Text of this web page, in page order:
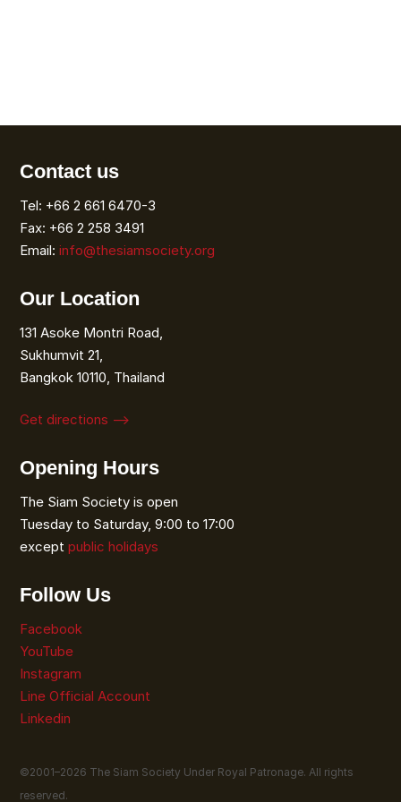
Contact us
Tel: +66 2 661 6470-3
Fax: +66 2 258 3491
Email:info@thesiamsociety.org
Our Location
131 Asoke Montri Road,
Sukhumvit 21,
Bangkok 10110, Thailand
Get directions ⟶
Opening Hours
The Siam Society is open
Tuesday to Saturday, 9:00 to 17:00
exceptpublic holidays
Follow Us
Facebook
YouTube
Instagram
Line Official Account
Linkedin
©2001–2026 The Siam Society Under Royal Patronage. All rights
reserved.